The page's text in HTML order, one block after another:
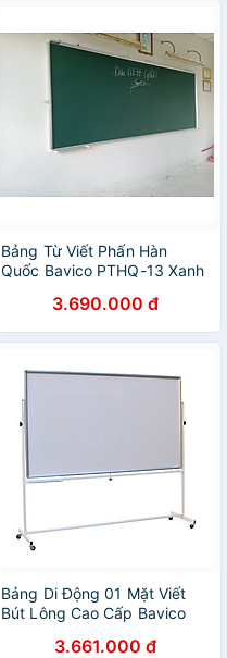
Bảng Từ Viết Phấn Hàn
Quốc Bavico PTHQ-13 Xanh
3.690.000 đ
Bảng Di Động 01 Mặt Viết
Bút Lông Cao Cấp Bavico
3.661.000 đ